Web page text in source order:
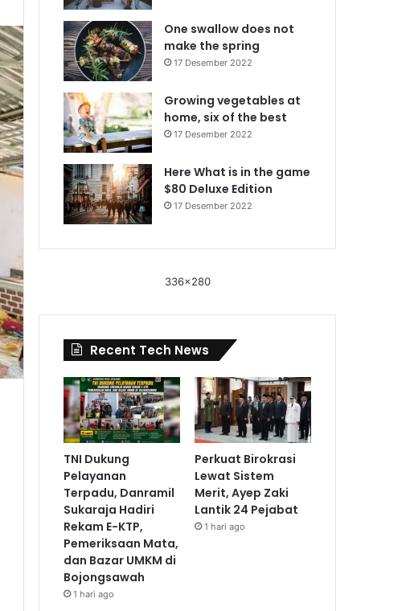
One swallow does not
make the spring
17 Desember 2022
Growing vegetables at
home, six of the best
17 Desember 2022
Here What is in the game
$80 Deluxe Edition
17 Desember 2022
336x280
Recent Tech News
TNI Dukung
Pelayanan
Terpadu, Danramil
Sukaraja Hadiri
Rekam E-KTP,
Pemeriksaan Mata,
dan Bazar UMKM di
Bojongsawah
1 hari ago
Perkuat Birokrasi
Lewat Sistem
Merit, Ayep Zaki
Lantik 24 Pejabat
1 hari ago